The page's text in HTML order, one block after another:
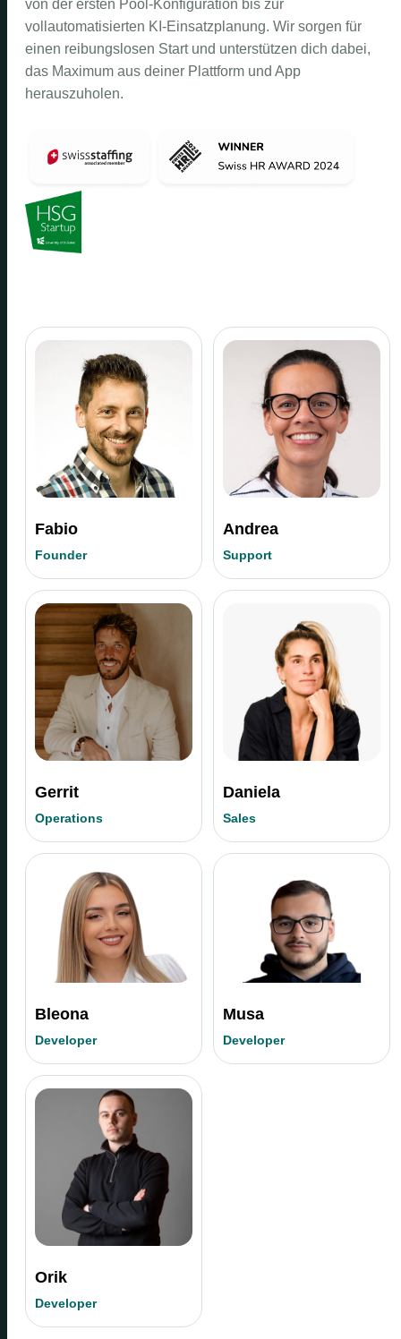
von der ersten Pool-Konfiguration bis zur
vollautomatisierten KI-Einsatzplanung. Wir sorgen für
einen reibungslosen Start und unterstützen dich dabei,
das Maximum aus deiner Plattform und App
herauszuholen.
Fabio
Founder
Andrea
Support
Gerrit
Operations
Daniela
Sales
Bleona
Developer
Musa
Developer
Orik
Developer